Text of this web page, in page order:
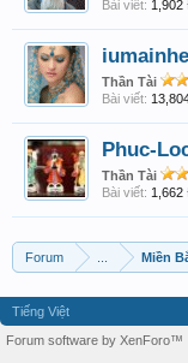
Bài viết: 1,902
iumainhe
Thần Tài
Bài viết:
Phuc-
Thần Tài
Bài viết: 1,662
Forum Miền
Tiếng Việt
Forum software by XenForo™